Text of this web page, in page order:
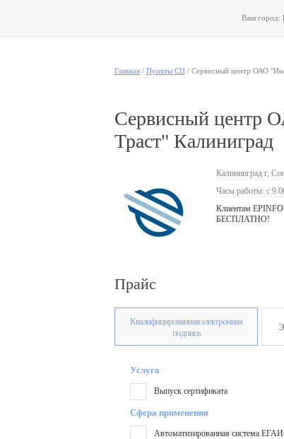
Ваш город:
Главная / Пункты СЦ / Сервисный центр ОАО
Сервисный центр
Траст" Калиниград
Калининград г,
Часы работы: с
Клиентам
БЕСПЛАТНО!
Прайс
Квалифицированная электронная
подпись
Услуга
Выпуск сертификата
Сфера применения
Автоматизированная система